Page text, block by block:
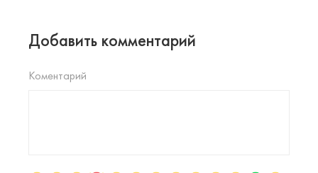
Добавить комментарий
Коментарий